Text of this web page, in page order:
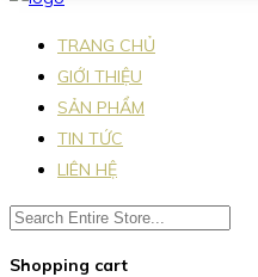
TRANG CHỦ
GIỚI THIỆU
SẢN PHẨM
TIN TỨC
LIÊN HỆ
Shopping cart